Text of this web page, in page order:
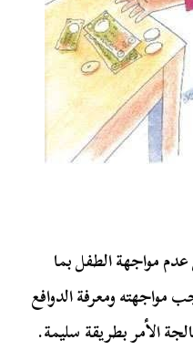
مواجهة الطفل بما
ومعرفة الدوافع
الأمر بطريقة سليمة.